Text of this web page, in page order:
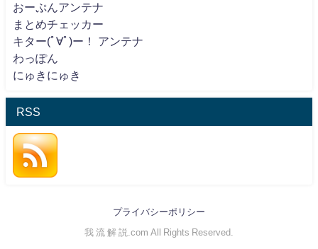
おーぷんアンテナ
まとめチェッカー
キター(ﾟ∀ﾟ)ー！ アンテナ
わっぽん
にゅきにゅき
RSS
プライバシーポリシー
我 流 解 説.com All Rights Reserved.